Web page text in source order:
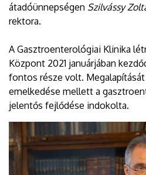
átadóünnepségen Szilvássy
rektora.
A Gasztroenterológiai Klinika
Központ 2021 januárjában
fontos része volt.
emelkedése mellett a
jelentős fejlődése indokolta.